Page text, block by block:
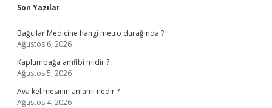
Sidebar
Son Yazılar
Bağcılar Medicine hangi metro durağında ?
Ağustos 6, 2026
Kaplumbağa amfibi midir ?
Ağustos 5, 2026
Ava kelimesinin anlamı nedir ?
Ağustos 4, 2026